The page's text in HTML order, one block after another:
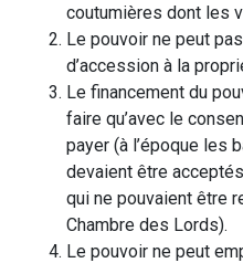
coutumières dont les
Le pouvoir ne peut
d’accession à la
Le financement du
faire qu’avec le
payer (à l’époque les
devaient être
qui ne pouvaient être
Chambre des Lords).
Le pouvoir ne peut